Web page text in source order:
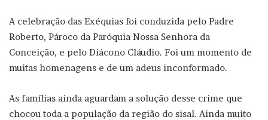
A celebração das Exéquias foi conduzida pelo Padre
Roberto, Pároco da Paróquia Nossa Senhora da
Conceição, e pelo Diácono Cláudio. Foi um momento de
muitas homenagens e de um adeus inconformado.
As famílias ainda aguardam a solução desse crime que
chocou toda a população da região do sisal. Ainda muito